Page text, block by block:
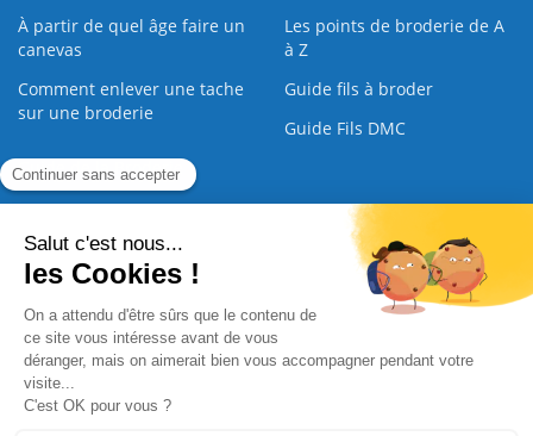
À partir de quel âge faire un
canevas
Les points de broderie de A
à Z
Comment enlever une tache
sur une broderie
Guide fils à broder
Guide Fils DMC
Guide de la Broderie
Nous contacter |
Paiement sécurisé